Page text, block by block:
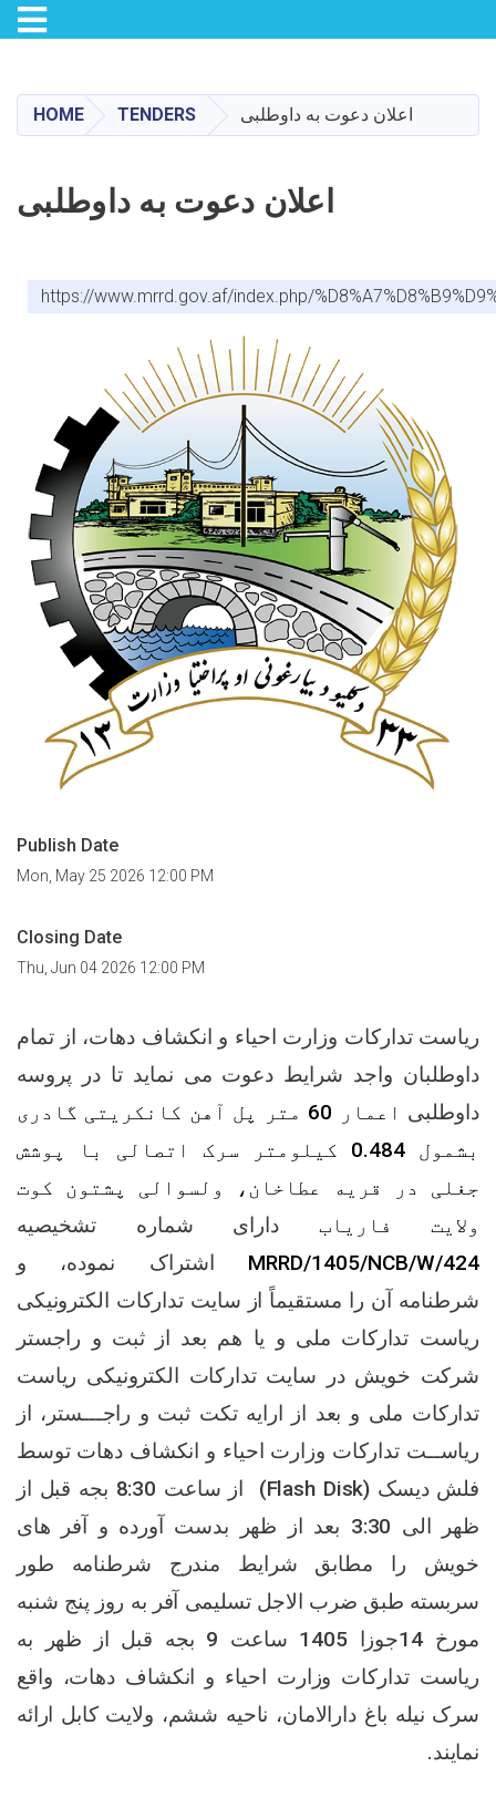
main
content
Toggle navigation
HOME TENDERS اعلان دعوت به داوطلبی
اعلان دعوت به داوطلبی
https://www.mrrd.gov.af/index.php/
Publish Date
Mon, May 25 2026 12:00 PM
Closing Date
Thu, Jun 04 2026 12:00 PM
ریاست تدارکات وزارت احیاء و انکشاف دهات، از تمام
داوطلبان واجد شرایط دعوت می نماید تا در پروسه
داوطلبی
اعمار 60 متر پل آهن کانکریتی گادری
بشمول 0.484 کیلومتر سرک اتصالی با پوشش
جغلی در قریه عطاخان، ولسوالی پشتون کوت
ولایت فاریاب دارای شماره تشخیصیه
MRRD/1405/NCB/W/424 اشتراک نموده، و
شرطنامه آن را مستقیماً از سایت تدارکات الکترونیکی
ریاست تدارکات ملی و یا هم بعد از ثبت و راجستر
شرکت خویش در سایت تدارکات الکترونیکی ریاست
تدارکات ملی و بعد از ارایه تکت ثبت و راجـــستر، از
ریاســت تدارکات وزارت احیاء و انکشاف دهات توسط
فلش دیسک (Flash Disk
)
از ساعت 8:30 بجه قبل از
ظهر الی 3:30 بعد از ظهر بدست آورده و آفر های
خویش را مطابق شرایط مندرج شرطنامه طور
سربسته طبق ضرب الاجل تسلیمی آفر به روز پنج شنبه
مورخ 14جوزا 1405 ساعت 9 بجه قبل از ظهر به
ریاست تدارکات وزارت احیاء و انکشاف دهات، واقع
سرک نیله باغ دارالامان، ناحیه ششم، ولایت کابل ارائه
نمایند.